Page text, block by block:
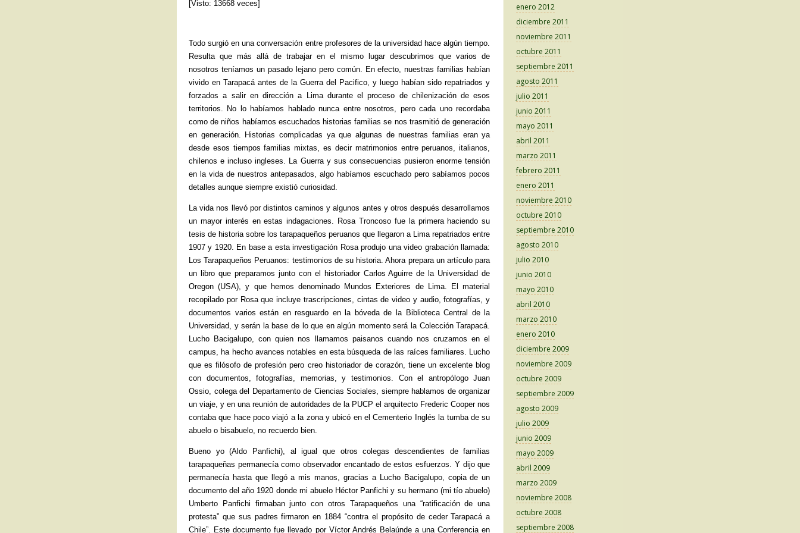
[Visto: 13668 veces]
Todo surgió en una conversación entre profesores de la universidad hace algún tiempo.
Resulta que más allá de trabajar en el mismo lugar descubrimos que varios de
nosotros teníamos un pasado lejano pero común. En efecto, nuestras familias habían
vivido en Tarapacá antes de la Guerra del Pacifico, y luego habían sido repatriados y
forzados a salir en dirección a Lima durante el proceso de chilenización de esos
territorios. No lo habíamos hablado nunca entre nosotros, pero cada uno recordaba
como de niños habíamos escuchados historias familias se nos trasmitió de generación
en generación. Historias complicadas ya que algunas de nuestras familias eran ya
desde esos tiempos familias mixtas, es decir matrimonios entre peruanos, italianos,
chilenos e incluso ingleses. La Guerra y sus consecuencias pusieron enorme tensión
en la vida de nuestros antepasados, algo habíamos escuchado pero sabíamos pocos
detalles aunque siempre existió curiosidad.
La vida nos llevó por distintos caminos y algunos antes y otros después desarrollamos
un mayor interés en estas indagaciones. Rosa Troncoso fue la primera haciendo su
tesis de historia sobre los tarapaqueños peruanos que llegaron a Lima repatriados entre
1907 y 1920. En base a esta investigación Rosa produjo una video grabación llamada:
Los Tarapaqueños Peruanos: testimonios de su historia. Ahora prepara un artículo para
un libro que preparamos junto con el historiador Carlos Aguirre de la Universidad de
Oregon (USA), y que hemos denominado Mundos Exteriores de Lima. El material
recopilado por Rosa que incluye trascripciones, cintas de video y audio, fotografías, y
documentos varios están en resguardo en la bóveda de la Biblioteca Central de la
Universidad, y serán la base de lo que en algún momento será la Colección Tarapacá.
Lucho Bacigalupo, con quien nos llamamos paisanos cuando nos cruzamos en el
campus, ha hecho avances notables en esta búsqueda de las raíces familiares. Lucho
que es filósofo de profesión pero creo historiador de corazón, tiene un excelente blog
con documentos, fotografías, memorias, y testimonios. Con el antropólogo Juan
Ossio, colega del Departamento de Ciencias Sociales, siempre hablamos de organizar
un viaje, y en una reunión de autoridades de la PUCP el arquitecto Frederic Cooper nos
contaba que hace poco viajó a la zona y ubicó en el Cementerio Inglés la tumba de su
abuelo o bisabuelo, no recuerdo bien.
Bueno yo (Aldo Panfichi), al igual que otros colegas descendientes de familias
tarapaqueñas permanecía como observador encantado de estos esfuerzos. Y dijo que
permanecía hasta que llegó a mis manos, gracias a Lucho Bacigalupo, copia de un
documento del año 1920 donde mi abuelo Héctor Panfichi y su hermano (mi tío abuelo)
Umberto Panfichi firmaban junto con otros Tarapaqueños una “ratificación de una
protesta” que sus padres firmaron en 1884 “contra el propósito de ceder Tarapacá a
Chile”. Este documento fue llevado por Víctor Andrés Belaúnde a una Conferencia en
enero 2012
diciembre 2011
noviembre 2011
octubre 2011
septiembre 2011
agosto 2011
julio 2011
junio 2011
mayo 2011
abril 2011
marzo 2011
febrero 2011
enero 2011
noviembre 2010
octubre 2010
septiembre 2010
agosto 2010
julio 2010
junio 2010
mayo 2010
abril 2010
marzo 2010
enero 2010
diciembre 2009
noviembre 2009
octubre 2009
septiembre 2009
agosto 2009
julio 2009
junio 2009
mayo 2009
abril 2009
marzo 2009
noviembre 2008
octubre 2008
septiembre 2008